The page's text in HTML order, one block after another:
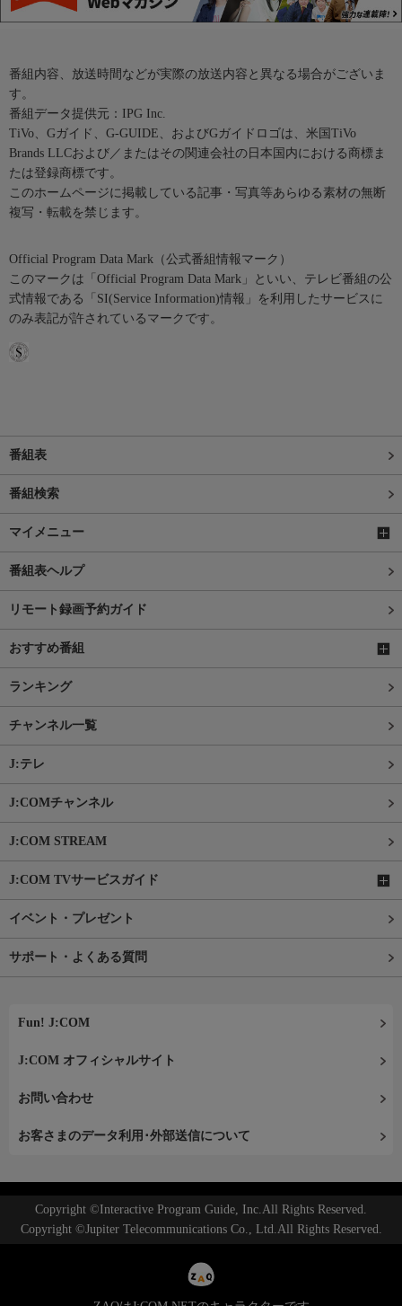
番組内容、放送時間などが実際の放送内容と異なる場合がございま
す。
番組データ提供元：IPG Inc.
TiVo、Gガイド、G-GUIDE、およびGガイドロゴは、米国TiVo
Brands LLCおよび／またはその関連会社の日本国内における商標ま
たは登録商標です。
このホームページに掲載している記事・写真等あらゆる素材の無断
複写・転載を禁じます。
Official Program Data Mark（公式番組情報マーク）
このマークは「Official Program Data Mark」といい、テレビ番組の公
式情報である「SI(Service Information)情報」を利用したサービスに
のみ表記が許されているマークです。
番組表
番組検索
マイメニュー
番組表ヘルプ
リモート録画予約ガイド
おすすめ番組
ランキング
チャンネル一覧
J:テレ
J:COMチャンネル
J:COM STREAM
J:COM TVサービスガイド
イベント・プレゼント
サポート・よくある質問
Fun! J:COM
J:COM オフィシャルサイト
お問い合わせ
お客さまのデータ利用･外部送信について
Copyright ©Interactive Program Guide, Inc.All Rights Reserved.
Copyright ©Jupiter Telecommunications Co., Ltd.All Rights Reserved.